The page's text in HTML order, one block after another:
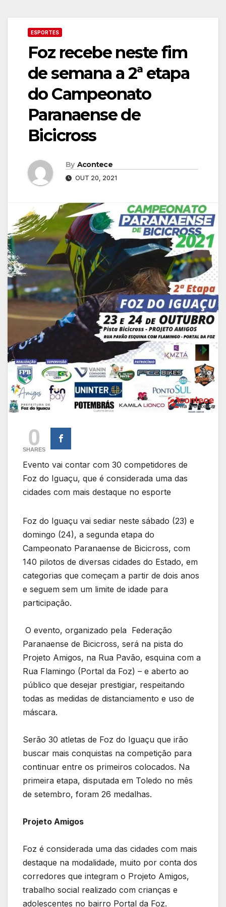
ESPORTES
Foz recebe neste fim
de semana a 2ª etapa
do Campeonato
Paranaense de
Bicicross
By Acontece
OUT 20, 2021
0
SHARES
Evento vai contar com 30 competidores de
Foz do Iguaçu, que é considerada uma das
cidades com mais destaque no esporte
Foz do Iguaçu vai sediar neste sábado (23) e
domingo (24), a segunda etapa do
Campeonato Paranaense de Bicicross, com
140 pilotos de diversas cidades do Estado, em
categorias que começam a partir de dois anos
e seguem sem um limite de idade para
participação.
O evento, organizado pela Federação
Paranaense de Bicicross, será na pista do
Projeto Amigos, na Rua Pavão, esquina com a
Rua Flamingo (Portal da Foz) – e aberto ao
público que desejar prestigiar, respeitando
todas as medidas de distanciamento e uso de
máscara.
Serão 30 atletas de Foz do Iguaçu que irão
buscar mais conquistas na competição para
continuar entre os primeiros colocados. Na
primeira etapa, disputada em Toledo no mês
de setembro, foram 26 medalhas.
Projeto Amigos
Foz é considerada uma das cidades com mais
destaque na modalidade, muito por conta dos
corredores que integram o Projeto Amigos,
trabalho social realizado com crianças e
adolescentes no bairro Portal da Foz.